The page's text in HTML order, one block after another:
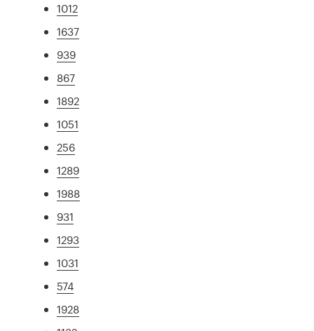
1012
1637
939
867
1892
1051
256
1289
1988
931
1293
1031
574
1928